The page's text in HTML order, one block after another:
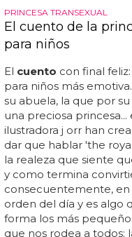
PRINCESA TRANSEXUAL
El cuento de la
para niños
El cuento con final
para niños más
su abuela, la que por
una preciosa
ilustradora j orr han
dar que hablar 'the
la realeza que siente
y como termina
consecuentemente, en
orden del día y es algo
forma los más
que nos rodea a todos: